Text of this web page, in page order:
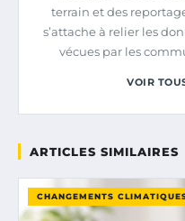
terrain et des
s’attache à relier les
vécues par les
VOIR
ARTICLES SIMILAIRES
CHANGEMENTS